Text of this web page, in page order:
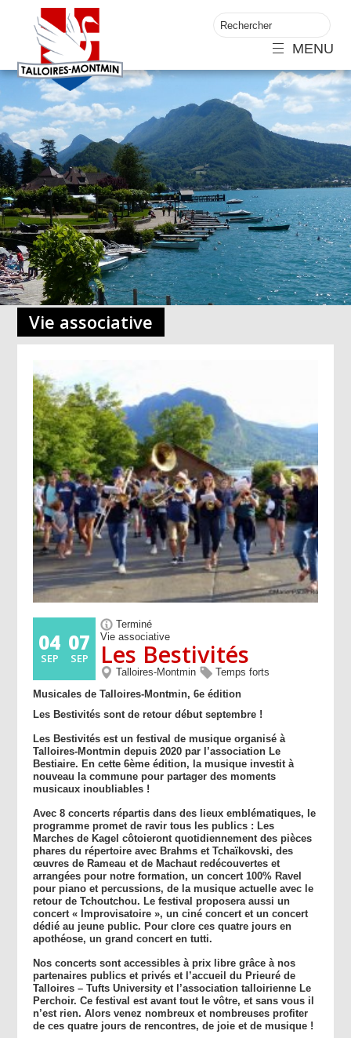
MENU
Vie associative
04
SEP
07
SEP
Terminé
Vie associative
Les Bestivités
Talloires-Montmin
Temps forts
Musicales de Talloires-Montmin, 6e édition
Les Bestivités sont de retour début septembre !
Les Bestivités est un festival de musique organisé à
Talloires-Montmin depuis 2020 par l’association Le
Bestiaire. En cette 6ème édition, la musique investit à
nouveau la commune pour partager des moments
musicaux inoubliables !
Avec 8 concerts répartis dans des lieux emblématiques, le
programme promet de ravir tous les publics : Les
Marches de Kagel côtoieront quotidiennement des pièces
phares du répertoire avec Brahms et Tchaïkovski, des
œuvres de Rameau et de Machaut redécouvertes et
arrangées pour notre formation, un concert 100% Ravel
pour piano et percussions, de la musique actuelle avec le
retour de Tchoutchou. Le festival proposera aussi un
concert « Improvisatoire », un ciné concert et un concert
dédié au jeune public. Pour clore ces quatre jours en
apothéose, un grand concert en tutti.
Nos concerts sont accessibles à prix libre grâce à nos
partenaires publics et privés et l’accueil du Prieuré de
Talloires – Tufts University et l’association talloirienne Le
Perchoir. Ce festival est avant tout le vôtre, et sans vous il
n’est rien. Alors venez nombreux et nombreuses profiter
de ces quatre jours de rencontres, de joie et de musique !